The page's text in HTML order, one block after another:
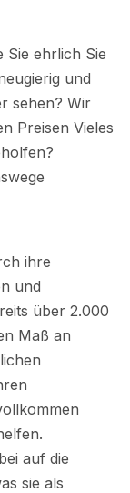
Sie ehrlich Sie
und
sehen? Wir
Preisen Vieles
ihre
und
über 2.000
Maß an
auf die
sie als